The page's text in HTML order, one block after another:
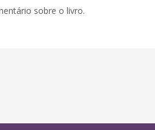
sobre o livro.